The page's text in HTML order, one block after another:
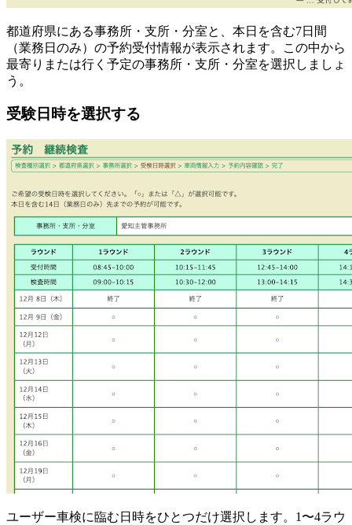
都道府県にある事務所・支所・分室と、本日を含む7日間
（業務日のみ）の予約受付情報が表示されます。この中から
最寄りまたは行く予定の事務所・支所・分室を選択しましょ
う。
受験日時を選択する
ユーザー車検に臨む日時をひとつだけ選択します。1〜4ラウ